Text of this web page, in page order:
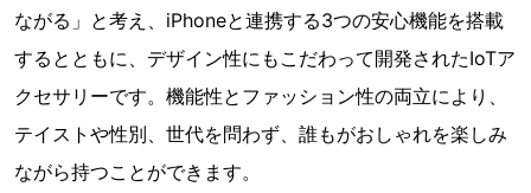
ながる」と考え、iPhoneと連携する3つの安心機能を搭載
するとともに、デザイン性にもこだわって開発されたIoTア
クセサリーです。機能性とファッション性の両立により、
テイストや性別、世代を問わず、誰もがおしゃれを楽しみ
ながら持つことができます。